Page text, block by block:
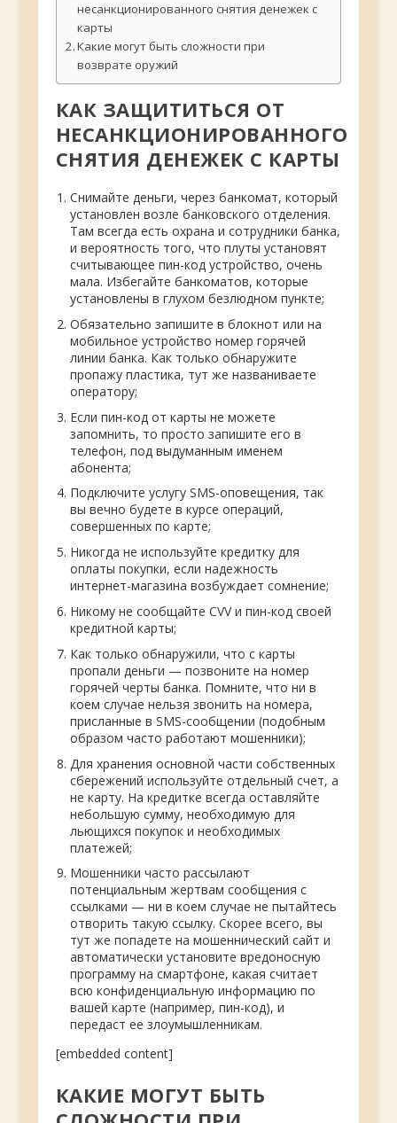
несанкционированного снятия денежек с
карты
Какие могут быть сложности при
возврате оружий
КАК ЗАЩИТИТЬСЯ ОТ
НЕСАНКЦИОНИРОВАННОГО
СНЯТИЯ ДЕНЕЖЕК С КАРТЫ
Снимайте деньги, через банкомат, который
установлен возле банковского отделения.
Там всегда есть охрана и сотрудники банка,
и вероятность того, что плуты установят
считывающее пин-код устройство, очень
мала. Избегайте банкоматов, которые
установлены в глухом безлюдном пункте;
Обязательно запишите в блокнот или на
мобильное устройство номер горячей
линии банка. Как только обнаружите
пропажу пластика, тут же названиваете
оператору;
Если пин-код от карты не можете
запомнить, то просто запишите его в
телефон, под выдуманным именем
абонента;
Подключите услугу SMS-оповещения, так
вы вечно будете в курсе операций,
совершенных по карте;
Никогда не используйте кредитку для
оплаты покупки, если надежность
интернет-магазина возбуждает сомнение;
Никому не сообщайте CVV и пин-код своей
кредитной карты;
Как только обнаружили, что с карты
пропали деньги — позвоните на номер
горячей черты банка. Помните, что ни в
коем случае нельзя звонить на номера,
присланные в SMS-сообщении (подобным
образом часто работают мошенники);
Для хранения основной части собственных
сбережений используйте отдельный счет, а
не карту. На кредитке всегда оставляйте
небольшую сумму, необходимую для
льющихся покупок и необходимых
платежей;
Мошенники часто рассылают
потенциальным жертвам сообщения с
ссылками — ни в коем случае не пытайтесь
отворить такую ссылку. Скорее всего, вы
тут же попадете на мошеннический сайт и
автоматически установите вредоносную
программу на смартфоне, какая считает
всю конфиденциальную информацию по
вашей карте (например, пин-код), и
передаст ее злоумышленникам.
[embedded content]
КАКИЕ МОГУТ БЫТЬ